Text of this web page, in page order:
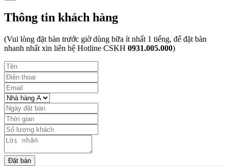
Thông tin khách hàng
(Vui lòng đặt bàn trước giờ dùng bữa ít nhất 1 tiếng, để đặt bàn
nhanh nhất xin liên hệ Hotline CSKH 0931.005.000)
Đặt bàn